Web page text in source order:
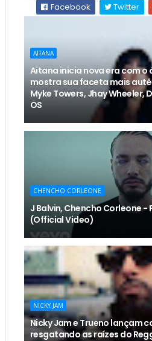
Facebook
Twitter
AITANA
Aitana inicia nova era com o
mostra sua faceta mais
Myke Towers, Jhay Wheeler,
OS
CHENCHO CORLEONE
J Balvin, Chencho Corleone -
(Official Video)
NICKY JAM
Nicky Jam e Trueno lançam
resgatando as raízes do